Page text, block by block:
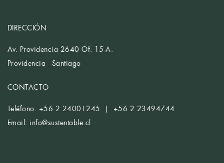
DIRECCIÓN
Av. Providencia 2640 Of. 15-A.
Providencia - Santiago
CONTACTO
Teléfono: +56 2 24001245 | +56 2 23494744
Email: info@sustentable.cl